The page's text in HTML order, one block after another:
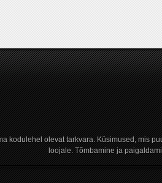
kodulehel olevat tarkvara. Küsimused, mis
loojale. Tõmbamine ja